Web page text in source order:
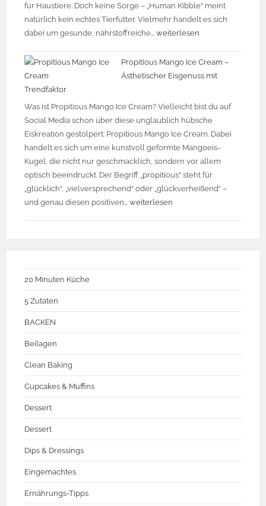
für Haustiere. Doch keine Sorge – „Human Kibble“ meint
natürlich kein echtes Tierfutter. Vielmehr handelt es sich
dabei um gesunde, nährstoffreiche…weiterlesen
Propitious Mango Ice Cream –
Ästhetischer Eisgenuss mit
Trendfaktor
Was ist Propitious Mango Ice Cream? Vielleicht bist du auf
Social Media schon über diese unglaublich hübsche
Eiskreation gestolpert: Propitious Mango Ice Cream. Dabei
handelt es sich um eine kunstvoll geformte Mangoeis-
Kugel, die nicht nur geschmacklich, sondern vor allem
optisch beeindruckt. Der Begriff „propitious“ steht für
„glücklich“, „vielversprechend“ oder „glückverheißend“ –
und genau diesen positiven…weiterlesen
20 Minuten Küche
5 Zutaten
BACKEN
Beilagen
Clean Baking
Cupcakes & Muffins
Dessert
Dessert
Dips & Dressings
Eingemachtes
Ernährungs-Tipps